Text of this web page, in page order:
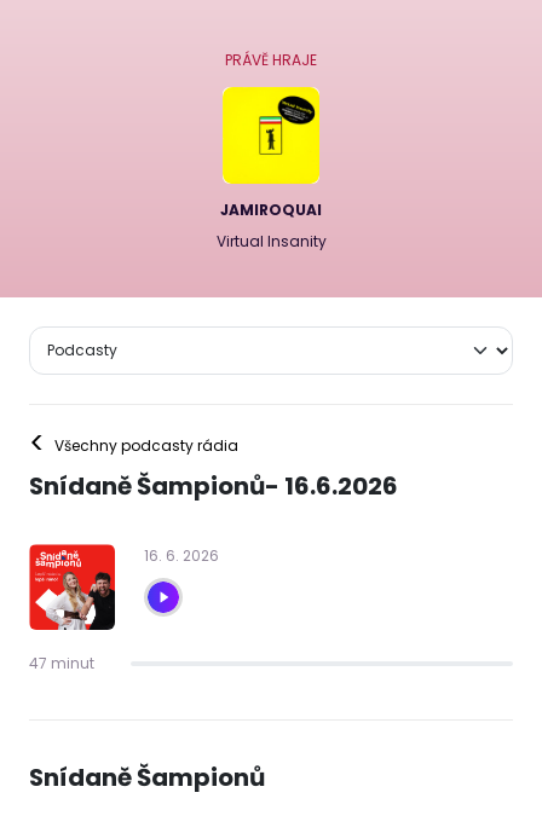
PRÁVĚ HRAJE
JAMIROQUAI
Virtual Insanity
< Všechny podcasty rádia
Snídaně Šampionů- 16.6.2026
16. 6. 2026
47 minut
Snídaně Šampionů